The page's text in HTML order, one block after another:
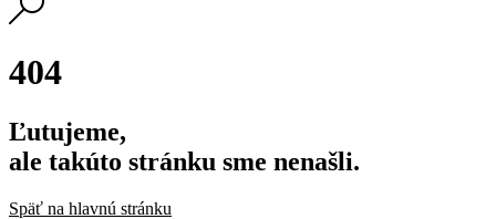
404
Ľutujeme,
ale takúto stránku sme nenašli.
Späť na hlavnú stránku